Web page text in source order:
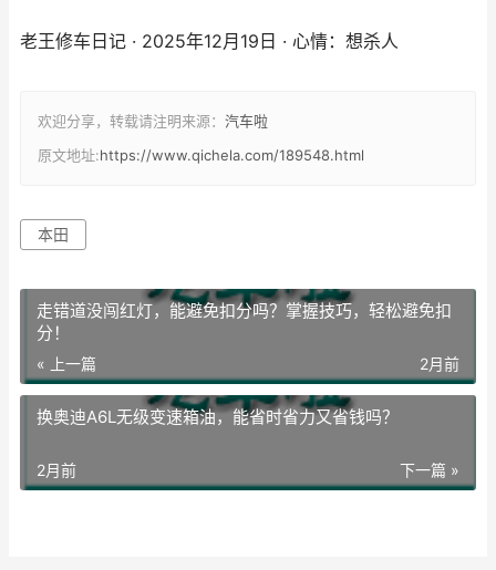
老王修车日记 · 2025年12月19日 · 心情：想杀人
欢迎分享，转载请注明来源： 汽车啦
原文地址:https://www.qichela.com/189548.html
本田
走错道没闯红灯，能避免扣分吗？掌握技巧，轻松避免扣
分！
« 上一篇 2月前
换奥迪A6L无级变速箱油，能省时省力又省钱吗？
下一篇 »
2月前